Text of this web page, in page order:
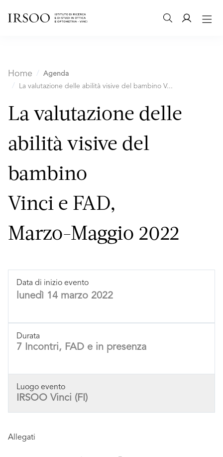
Home
Agenda
La valutazione delle abilità visive del bambino V...
La valutazione delle
abilità visive del
bambino
Vinci e FAD,
Marzo-Maggio 2022
Data di inizio evento
lunedì 14 marzo 2022
Durata
7 Incontri, FAD e in presenza
Luogo evento
IRSOO Vinci (FI)
Allegati